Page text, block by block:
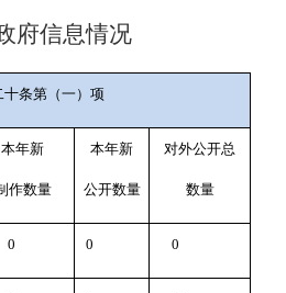
府信息情况
十条第（一）项
本年新
作数量
本年新
公开数量
对外公开总
数量
0 0 0